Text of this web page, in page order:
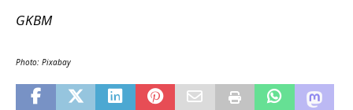
GKBM
Photo: Pixabay